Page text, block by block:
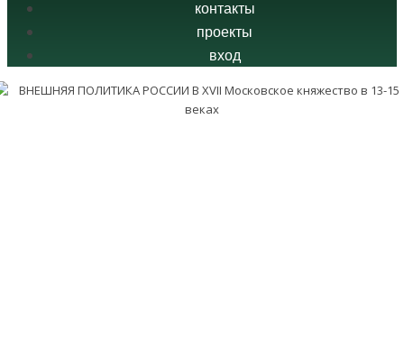
контакты
проекты
вход